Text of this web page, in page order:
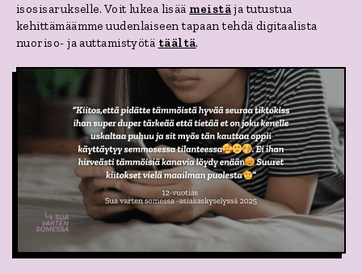
isosisarukselle. Voit lukea lisää meistäja tutustua
kehittämäämme uudenlaiseen tapaan tehdä digitaalista
nuoriso- ja auttamistyötä täältä.